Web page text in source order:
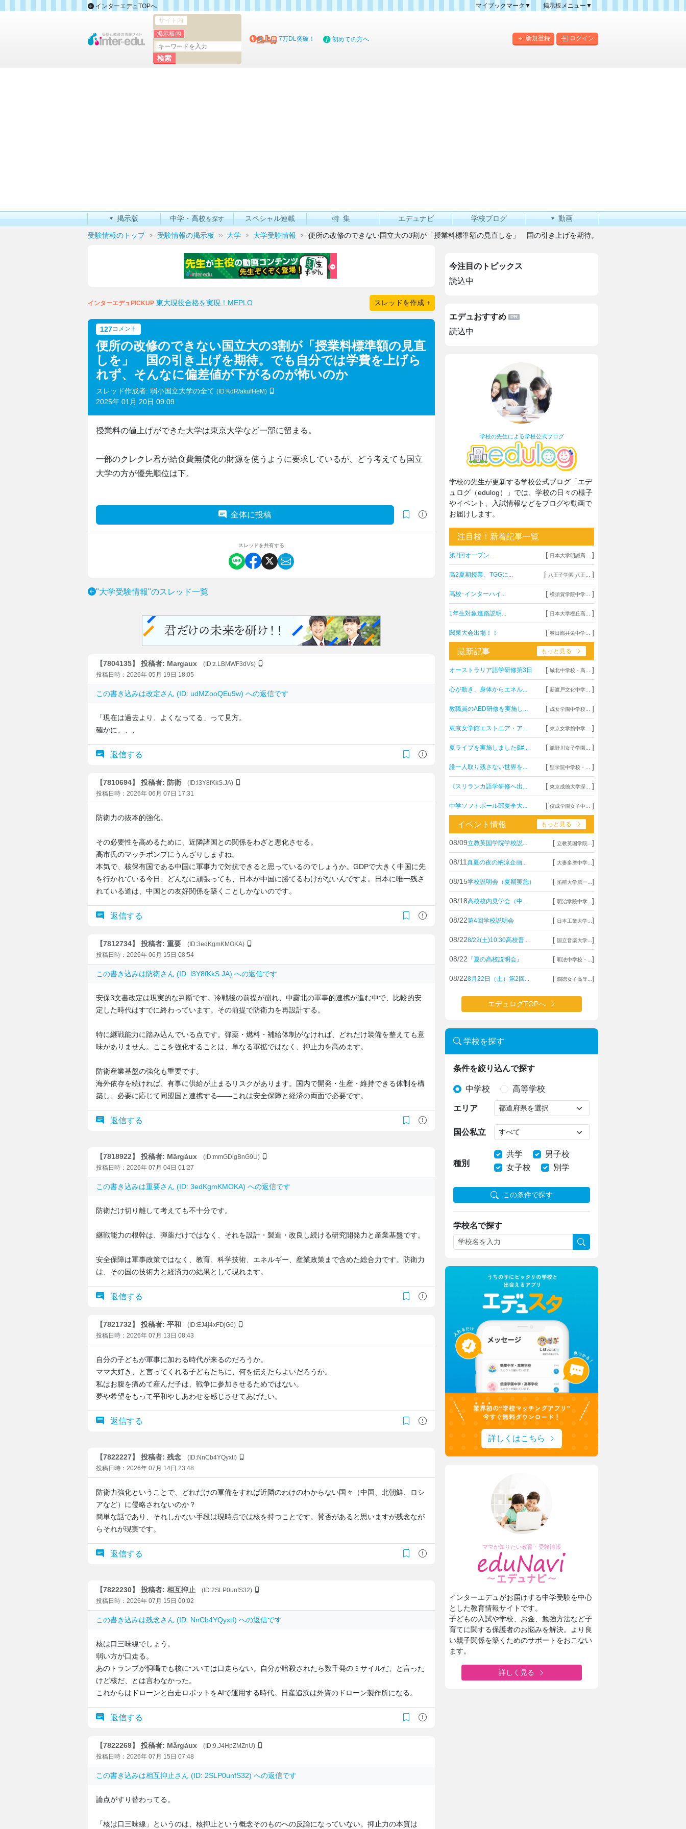
インターエデュTOPへ
マイブックマーク▼
掲示板メニュー▼
掲示板マップ
新規登録 ログイン
サイト内
掲示板内
7万DL突破！ 初めての方へ
掲示版 中学・高校を探す スペシャル連載 特集 エデュナビ 学校ブログ 動画
受験情報のトップ 受験情報の掲示板 大学 大学受験情報 便所の改修のできない国立大の3割が「授業料標準額の見直しを」 国の引き上げを期待。でも自分では学費を上げ
インターエデュPICKUP 東大現役合格を実現！MEPLO スレッドを作成 +
127コメント
便所の改修のできない国立大の3割が「授業料標準額の見直
しを」 国の引き上げを期待。でも自分では学費を上げら
れず、そんなに偏差値が下がるのが怖いのか
スレッド作成者: 弱小国立大学の全て (ID:KdR/akufHeM)
2025年 01月 20日 09:09
授業料の値上げができた大学は東京大学など一部に留まる。
一部のクレクレ君が給食費無償化の財源を使うように要求しているが、どう考えても国立
大学の方が優先順位は下。
全体に投稿
スレッドを共有する
"大学受験情報"のスレッド一覧
【7804135】 投稿者: Margaux
(ID:z.LBMWF3dVs)
投稿日時：2026年 05月 19日 18:05
この書き込みは改定さん (ID: udMZooQEu9w) への返信です
「現在は過去より、よくなってる」って見方。
確かに、、、
返信する
【7810694】 投稿者: 防衛
(ID:l3Y8fKkS.JA)
投稿日時：2026年 06月 07日 17:31
防衛力の抜本的強化。
その必要性を高めるために、近隣諸国との関係をわざと悪化させる。
高市氏のマッチポンプにうんざりしますね。
本気で、核保有国である中国に軍事力で対抗できると思っているのでしょうか。GDPで大きく中国に先
を行かれている今日、どんなに頑張っても、日本が中国に勝てるわけがないんですよ。日本に唯一残さ
れている道は、中国との友好関係を築くことしかないのです。
返信する
【7812734】 投稿者: 重要
(ID:3edKgmKMOKA)
投稿日時：2026年 06月 15日 08:54
この書き込みは防衛さん (ID: l3Y8fKkS.JA) への返信です
安保3文書改定は現実的な判断です。冷戦後の前提が崩れ、中露北の軍事的連携が進む中で、比較的安
定した時代はすでに終わっています。その前提で防衛力を再設計する。
特に継戦能力に踏み込んでいる点です。弾薬・燃料・補給体制がなければ、どれだけ装備を整えても意
味がありません。ここを強化することは、単なる軍拡ではなく、抑止力を高めます。
防衛産業基盤の強化も重要です。
海外依存を続ければ、有事に供給が止まるリスクがあります。国内で開発・生産・維持できる体制を構
築し、必要に応じて同盟国と連携する――これは安全保障と経済の両面で必要です。
返信する
【7818922】 投稿者: Mȁrgȧux
(ID:mmGDigBnG9U)
投稿日時：2026年 07月 04日 01:27
この書き込みは重要さん (ID: 3edKgmKMOKA) への返信です
防衛だけ切り離して考えても不十分です。
継戦能力の根幹は、弾薬だけではなく、それを設計・製造・改良し続ける研究開発力と産業基盤です。
安全保障は軍事政策ではなく、教育、科学技術、エネルギー、産業政策まで含めた総合力です。防衛力
は、その国の技術力と経済力の結果として現れます。
返信する
【7821732】 投稿者: 平和
(ID:EJ4j4xFDjG6)
投稿日時：2026年 07月 13日 08:43
自分の子どもが軍事に加わる時代が来るのだろうか。
ママ大好き、と言ってくれる子どもたちに、何を伝えたらよいだろうか。
私はお腹を痛めて産んだ子は、戦争に参加させるためではない。
夢や希望をもって平和やしあわせを感じさせてあげたい。
返信する
【7822227】 投稿者: 残念
(ID:NnCb4YQyxtI)
投稿日時：2026年 07月 14日 23:48
防衛力強化ということで、どれだけの軍備をすれば近隣のわけのわからない国々（中国、北朝鮮、ロシ
アなど）に侵略されないのか？
簡単な話であり、それしかない手段は現時点では核を持つことです。賛否があると思いますが残念なが
らそれが現実です。
返信する
【7822230】 投稿者: 相互抑止
(ID:2SLP0unfS32)
投稿日時：2026年 07月 15日 00:02
この書き込みは残念さん (ID: NnCb4YQyxtI) への返信です
核は口三味線でしょう。
弱い方が口走る。
あのトランプが恫喝でも核については口走らない。自分が暗殺されたら数千発のミサイルだ、と言った
けど核だ、とは言わなかった。
これからはドローンと自走ロボットをAIで運用する時代。日産追浜は外資のドローン製作所になる。
返信する
【7822269】 投稿者: Mǎrgȧux
(ID:9.J4HpZMZnU)
投稿日時：2026年 07月 15日 07:48
この書き込みは相互抑止さん (ID: 2SLP0unfS32) への返信です
論点がすり替わってる。
「核は口三味線」というのは、核抑止という概念そのものへの反論になっていない。抑止力の本質は
今注目のトピックス
読込中
エデュおすすめ
読込中
学校の先生による学校公式ブログ
学校の先生が更新する学校公式ブログ「エデ
ュログ（edulog）」では、学校の日々の様子
やイベント、入試情報などをブログや動画で
お届けします。
注目校！新着記事一覧
第2回オープン... [ 日本大学明誠高... ]
高2夏期授業、TGGに... [ 八王子学園 八王... ]
高校･インターハイ... [ 横須賀学院中学... ]
1年生対象進路説明... [ 日本大学櫻丘高... ]
関東大会出場！！ [ 春日部共栄中学... ]
最新記事 もっと見る
オーストラリア語学研修第3日 [ 城北中学校・高... ]
心が動き、身体からエネル... [ 新渡戸文化中学... ]
教職員のAED研修を実施し... [ 成女学園中学校... ]
東京女学館エストニア・ア... [ 東京女学館中学... ]
夏ライブを実施しました&#... [ 瀧野川女子学園... ]
誰一人取り残さない世界を... [ 聖学院中学校・... ]
《スリランカ語学研修へ出... [ 東京成徳大学深... ]
中学ソフトボール部夏季大... [ 佼成学園女子中... ]
イベント情報 もっと見る
08/09立教英国学院学校説... [ 立教英国学院... ]
08/11 真夏の夜の納涼企画... [ 大妻多摩中学... ]
08/15学校説明会（夏期実施） [ 拓殖大学第一... ]
08/18高校校内見学会（中... [ 明治学院中学... ]
08/22第4回学校説明会 [ 日本工業大学... ]
08/228/22(土)10:30高校普... [ 国立音楽大学... ]
08/22 『夏の高校説明会』 [ 明法中学校・... ]
08/228月22日（土）第2回... [ 潤徳女子高等... ]
エデュログTOPへ
学校を探す
条件を絞り込んで探す
中学校 高等学校
エリア
国公私立
種別
共学
男子校
女子校
別学
この条件で探す
学校名で探す
詳しくはこちら
ママが知りたい教育・受験情報
インターエデュがお届けする中学受験を中心
とした教育情報サイトです。
子どもの入試や学校、お金、勉強方法など子
育てに関する保護者のお悩みを解決。より良
い親子関係を築くためのサポートをおこない
ます。
詳しく見る